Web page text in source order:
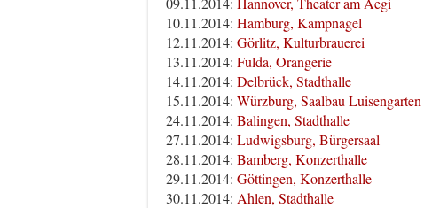
10.11.2014: Hamburg, Kampnagel
12.11.2014: Görlitz, Kulturbrauerei
13.11.2014: Fulda, Orangerie
14.11.2014: Delbrück, Stadthalle
15.11.2014: Würzburg, Saalbau Luisengarten
24.11.2014: Balingen, Stadthalle
27.11.2014: Ludwigsburg, Bürgersaal
28.11.2014: Bamberg, Konzerthalle
29.11.2014: Göttingen, Konzerthalle
30.11.2014: Ahlen, Stadthalle